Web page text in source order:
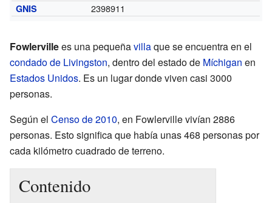
GNIS 2398911
Fowlervillees una pequeñavillaque se encuentra en el
condado de Livingston, dentro del estado de Míchigan en
Estados Unidos. Es un lugar donde viven casi 3000
personas.
Según el Censo de 2010, en Fowlerville vivían 2886
personas. Esto significa que había unas 468 personas por
cada kilómetro cuadrado de terreno.
Contenido